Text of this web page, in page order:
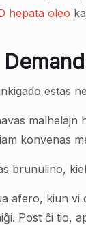
hepata oleo
estas
malhelajn
konvenas
brunulino,
afero, kiun vi
Post ĉi tio,